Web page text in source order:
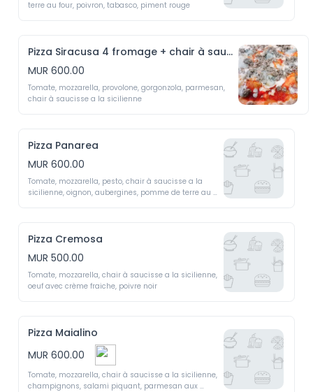
Pizza Siracusa 4 fromage + chair à saucisse
MUR 600.00
Tomate, mozzarella, provolone, gorgonzola, parmesan,
chair à saucisse a la sicilienne
Pizza Panarea
MUR 600.00
Tomate, mozzarella, pesto, chair à saucisse a la
sicilienne, oignon, aubergines, pomme de terre au
Pizza Cremosa
MUR 500.00
Tomate, mozzarella, chair à saucisse a la sicilienne,
oeuf avec crème fraiche, poivre noir
Pizza Maialino
MUR 600.00
Tomate, mozzarella, chair à saucisse a la sicilienne,
champignons, salami piquant, parmesan aux